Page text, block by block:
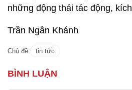
những động thái tác động,
Trần Ngân Khánh
Chủ đề: tin tức